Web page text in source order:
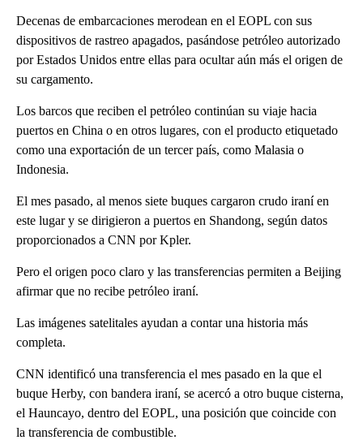
Decenas de embarcaciones merodean en el EOPL con sus
dispositivos de rastreo apagados, pasándose petróleo autorizado
por Estados Unidos entre ellas para ocultar aún más el origen de
su cargamento.
Los barcos que reciben el petróleo continúan su viaje hacia
puertos en China o en otros lugares, con el producto etiquetado
como una exportación de un tercer país, como Malasia o
Indonesia.
El mes pasado, al menos siete buques cargaron crudo iraní en
este lugar y se dirigieron a puertos en Shandong, según datos
proporcionados a CNN por Kpler.
Pero el origen poco claro y las transferencias permiten a Beijing
afirmar que no recibe petróleo iraní.
Las imágenes satelitales ayudan a contar una historia más
completa.
CNN identificó una transferencia el mes pasado en la que el
buque Herby, con bandera iraní, se acercó a otro buque cisterna,
el Hauncayo, dentro del EOPL, una posición que coincide con
la transferencia de combustible.